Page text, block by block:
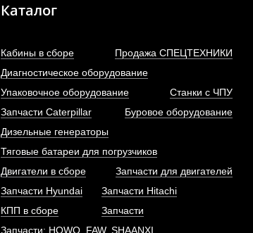
Каталог
Двигатели в сборе Запчасти для двигателей
КПП в сборе
Запчасти Hyundai
Запчасти Hitachi
Запчасти
Запчасти: HOWO, FAW, SHAANXI
Кабины в сборе
Продажа СПЕЦТЕХНИКИ
Диагностическое оборудование
Упаковочное оборудование
Станки с ЧПУ
Запчасти Caterpillar
Буровое оборудование
Дизельные генераторы
Тяговые батареи для погрузчиков